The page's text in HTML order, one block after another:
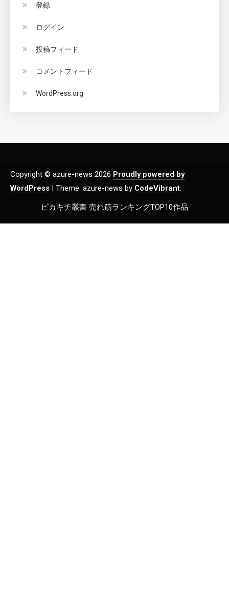
登録
ログイン
投稿フィード
コメントフィード
WordPress.org
Copyright © azure-news 2026 Proudly powered by
WordPress | Theme: azure-news by CodeVibrant.
ピカキチ叢書 売れ筋ランキングTOP10作品